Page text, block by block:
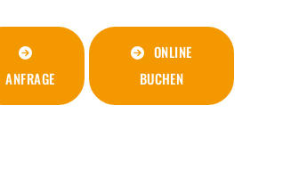
ANFRAGE
ONLINE
BUCHEN